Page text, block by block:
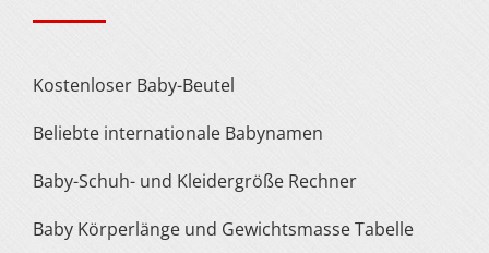
Kostenloser Baby-Beutel
Beliebte internationale Babynamen
Baby-Schuh- und Kleidergröße Rechner
Baby Körperlänge und Gewichtsmasse Tabelle